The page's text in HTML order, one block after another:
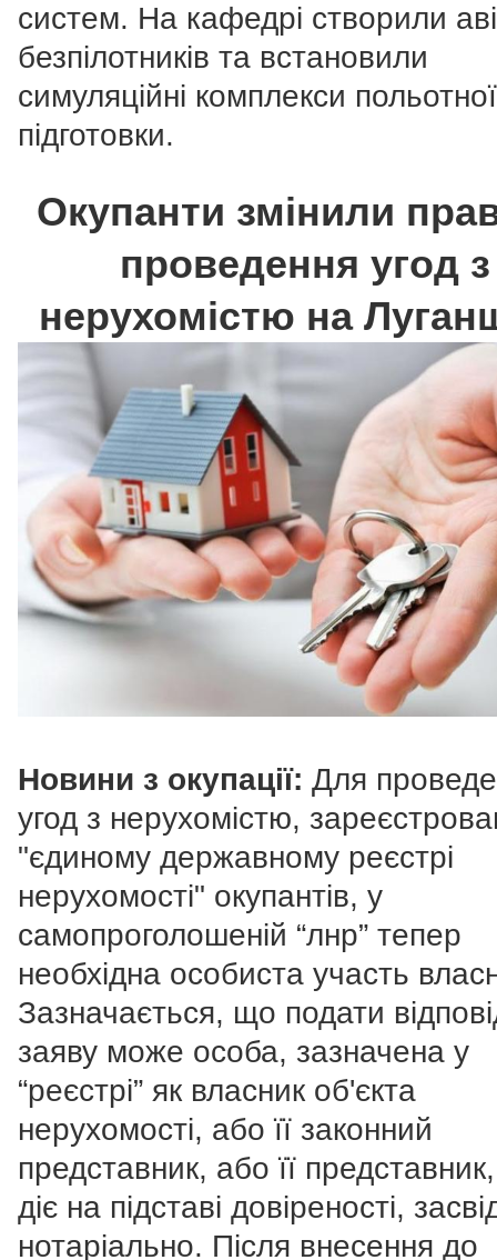
систем. На кафедрі створили
безпілотників та встановили
симуляційні комплекси польотної
підготовки.
Окупанти змінили
проведення угод з
нерухомістю на
Новини з окупації: Для
угод з нерухомістю,
"єдиному державному реєстрі
нерухомості" окупантів, у
самопроголошеній “лнр” тепер
необхідна особиста участь
Зазначається, що подати
заяву може особа, зазначена у
“реєстрі” як власник об'єкта
нерухомості, або її законний
представник, або її
діє на підставі довіреності,
нотаріально. Після внесення до